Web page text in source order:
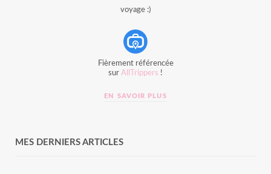
voyage :)
Fièrement référencée
sur AllTrippers !
EN SAVOIR PLUS
MES DERNIERS ARTICLES